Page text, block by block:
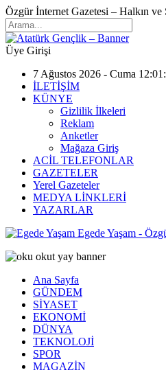
Özgür İnternet Gazetesi – Halkın ve
Üye Girişi
7 Ağustos 2026 - Cuma
İLETİŞİM
KÜNYE
Gizlilik İlkeleri
Reklam
Anketler
Mağaza Giriş
ACİL TELEFONLAR
GAZETELER
Yerel Gazeteler
MEDYA LİNKLERİ
YAZARLAR
Egede Yaşam -
Ana Sayfa
GÜNDEM
SİYASET
EKONOMİ
DÜNYA
TEKNOLOJİ
SPOR
MAGAZİN